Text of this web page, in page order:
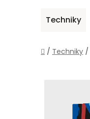
Techniky
Domů
/ Techniky /